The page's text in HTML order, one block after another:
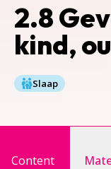
2.8
kind,
Slaap
Content